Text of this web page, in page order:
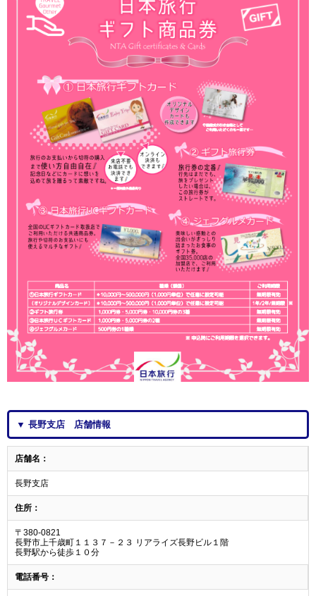
▼ 長野支店 店舗情報
店舗名：
長野支店
住所：
〒380-0821
長野市上千歳町１１３７－２３ リアライズ長野ビル１階
長野駅から徒歩１０分
電話番号：